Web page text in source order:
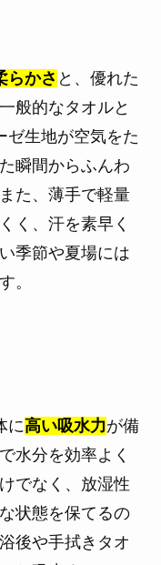
らかさ と、優れた
般的なタオルと
ゼ生地が空気をた
瞬間からふんわ
た、薄手で軽量
く、汗を素早く
季節や夏場には
。
に高い吸水力が備
水分を効率よく
でなく、放湿性
状態を保てるの
後や手拭きタオ